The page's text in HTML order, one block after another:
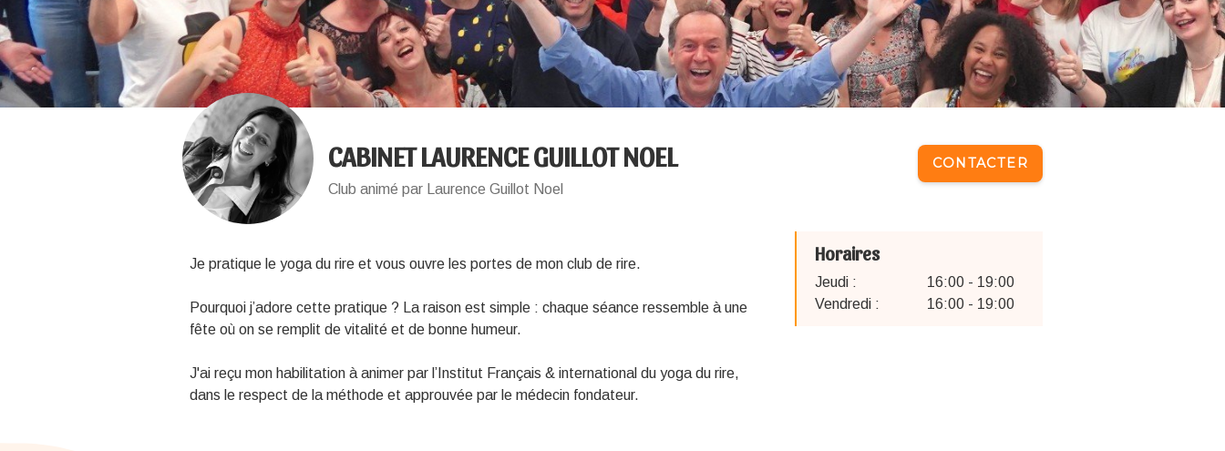
CABINET LAURENCE GUILLOT NOEL
Club animé par Laurence Guillot Noel
CONTACTER
Je pratique le yoga du rire et vous ouvre les portes de mon club de rire.
Pourquoi j’adore cette pratique ? La raison est simple : chaque séance ressemble à une
fête où on se remplit de vitalité et de bonne humeur.
J'ai reçu mon habilitation à animer par l’Institut Français & international du yoga du rire,
dans le respect de la méthode et approuvée par le médecin fondateur.
Horaires
Jeudi :
16:00 - 19:00
Vendredi :
16:00 - 19:00